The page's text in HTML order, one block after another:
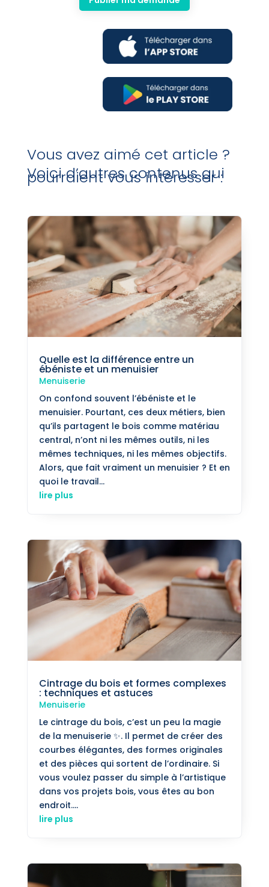
Vous avez aimé cet article ?
Voici d’autres contenus qui
pourraient vous intéresser :
Quelle est la différence entre un
ébéniste et un menuisier
Menuiserie
On confond souvent l’ébéniste et le
menuisier. Pourtant, ces deux métiers, bien
qu’ils partagent le bois comme matériau
central, n’ont ni les mêmes outils, ni les
mêmes techniques, ni les mêmes objectifs.
Alors, que fait vraiment un menuisier ? Et en
quoi le travail...
lire plus
Cintrage du bois et formes complexes
: techniques et astuces
Menuiserie
Le cintrage du bois, c’est un peu la magie
de la menuiserie ✨. Il permet de créer des
courbes élégantes, des formes originales
et des pièces qui sortent de l’ordinaire. Si
vous voulez passer du simple à l’artistique
dans vos projets bois, vous êtes au bon
endroit....
lire plus